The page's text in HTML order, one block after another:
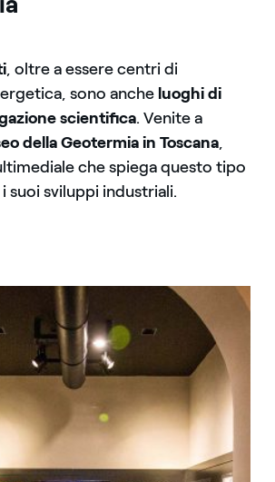
, oltre a essere centri di
sono ancheluoghi di
scientifica. Venite a
della Geotermia in Toscana,
che spiega questo tipo
suoi sviluppi industriali.